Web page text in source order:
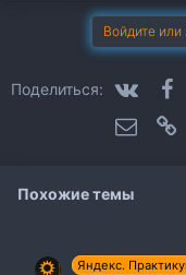
Войдите или
Поделиться: VK
Похожие темы
Яндекс.